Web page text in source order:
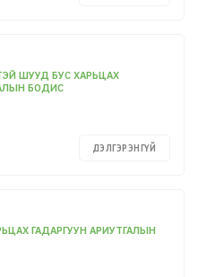
ШУУД БУС ХАРЬЦАХ
БОДИС
ДЭЛГЭРЭНГҮЙ
ГАДАРГУУН АРИУТГАЛЫН